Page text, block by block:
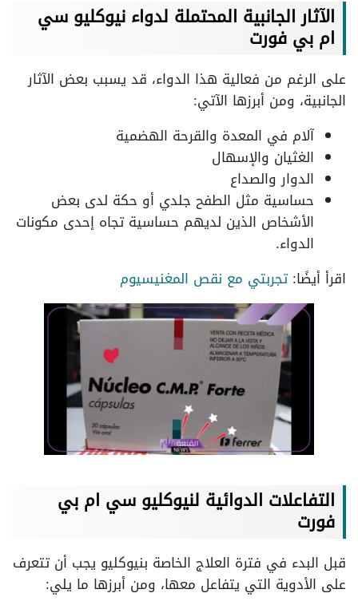
الآثار الجانبية المحتملة لدواء نيوكليو سي
ام بي فورت
على الرغم من فعالية هذا الدواء، قد يسبب بعض الآثار
الجانبية، ومن أبرزها الآتي:
آلام في المعدة والقرحة الهضمية
الغثيان والإسهال
الدوار والصداع
حساسية مثل الطفح جلدي أو حكة لدى بعض
الأشخاص الذين لديهم حساسية تجاه إحدى مكونات
الدواء.
اقرأ أيضًا:تجربتي مع نقص المغنيسيوم
التفاعلات الدوائية لنيوكليو سي ام بي
فورت
قبل البدء في فترة العلاج الخاصة بنيوكليو يجب أن تتعرف
على الأدوية التي يتفاعل معها، ومن أبرزها ما يلي: